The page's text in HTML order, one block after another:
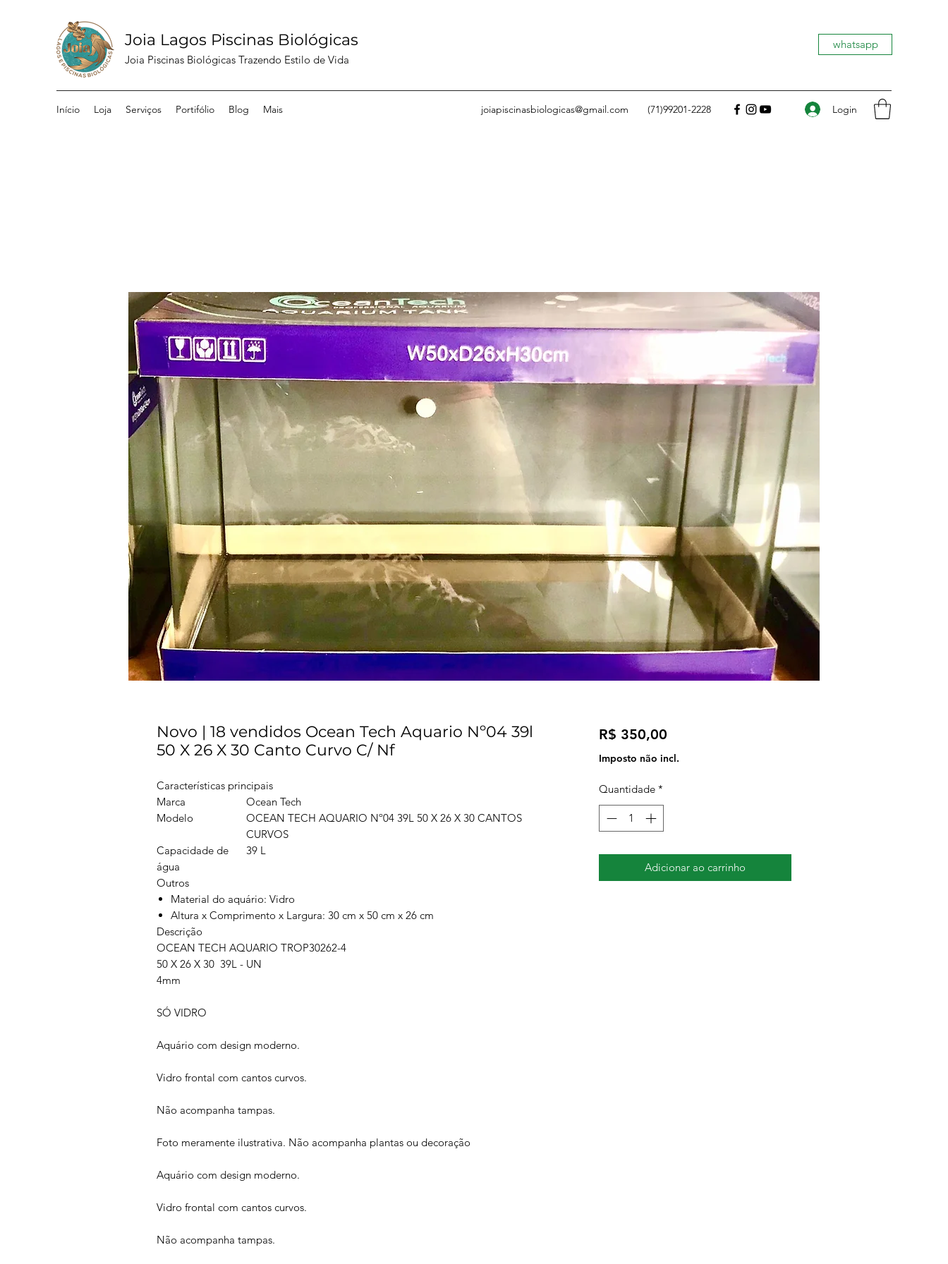
Joia Lagos Piscinas Biológicas
Joia Piscinas Biológicas Trazendo Estilo de Vida
whatsapp
Início Loja Serviços Portifólio Blog Mais joiapiscinasbiologicas@gmail.com (71)99201-2228 Login
Novo | 18 vendidos Ocean Tech Aquario Nº04 39l
50 X 26 X 30 Canto Curvo C/ Nf
Características principais
Marca
Ocean Tech
Modelo
OCEAN TECH AQUARIO Nº04 39L 50 X 26 X 30 CANTOS
CURVOS
Capacidade de
água
39 L
Outros
Material do aquário: Vidro
Altura x Comprimento x Largura: 30 cm x 50 cm x 26 cm
Descrição
OCEAN TECH AQUARIO TROP30262-4
50 X 26 X 30 39L - UN
4mm
SÓ VIDRO
Aquário com design moderno.
Vidro frontal com cantos curvos.
Não acompanha tampas.
Foto meramente ilustrativa. Não acompanha plantas ou decoração
Aquário com design moderno.
Vidro frontal com cantos curvos.
Não acompanha tampas.
R$ 350,00Preço
Imposto não incl.
Quantidade *
Adicionar ao carrinho